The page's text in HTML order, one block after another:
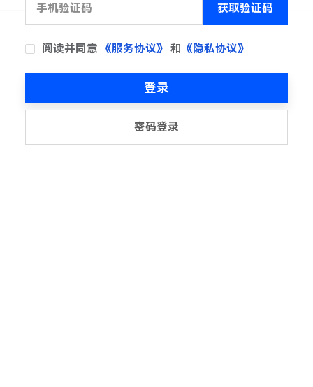
获取验证码
阅读并同意 《服务协议》 和 《隐私协议》
登录
密码登录